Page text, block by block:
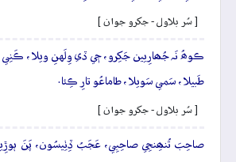
[ سُر بلاول - جکرو جوان ]
ڪوھُ نَہ جُھارِيين جَکِرو، جٖي ڏي وِلَهنِ ويلا، ڪَنِي
طَبيلا، سَمي سَويلا، طاماعُو تارِ ڪِئا.
[ سُر بلاول - جکرو جوان ]
صاحِبَ تُنھِنجِي صاحِبِي، عَجَبُ ڏِٺِيسُون، پَنَ ٻوڙِين